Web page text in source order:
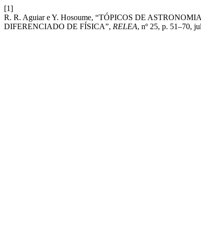
[1]
R. R. Aguiar e Y. Hosoume, “TÓPICOS DE
DIFERENCIADO DE FÍSICA”, RELEA, nº 25, p. 51–70,